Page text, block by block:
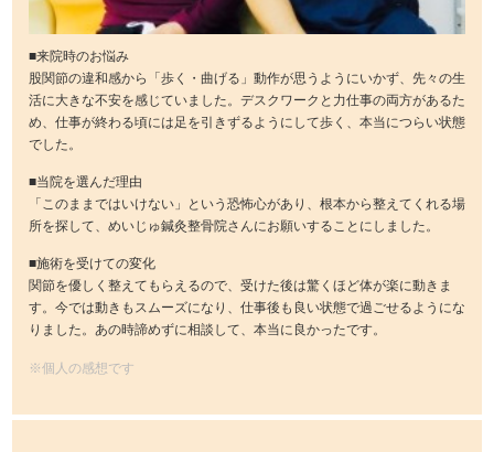
■来院時のお悩み
股関節の違和感から「歩く・曲げる」動作が思うようにいかず、先々の生
活に大きな不安を感じていました。デスクワークと力仕事の両方があるた
め、仕事が終わる頃には足を引きずるようにして歩く、本当につらい状態
でした。
■当院を選んだ理由
「このままではいけない」という恐怖心があり、根本から整えてくれる場
所を探して、めいじゅ鍼灸整骨院さんにお願いすることにしました。
■施術を受けての変化
関節を優しく整えてもらえるので、受けた後は驚くほど体が楽に動きま
す。今では動きもスムーズになり、仕事後も良い状態で過ごせるようにな
りました。あの時諦めずに相談して、本当に良かったです。
※個人の感想です